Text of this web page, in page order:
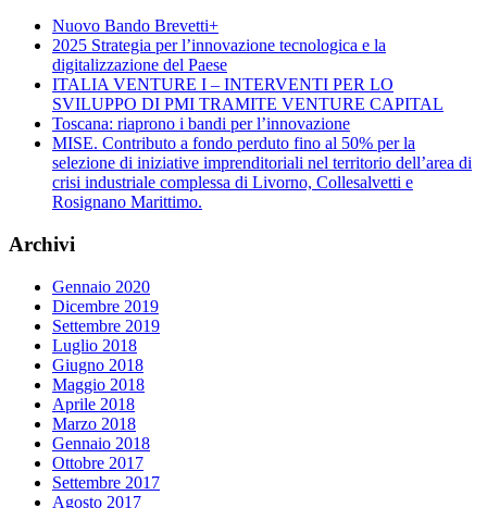
Nuovo Bando Brevetti+
2025 Strategia per l’innovazione tecnologica e la
digitalizzazione del Paese
ITALIA VENTURE I – INTERVENTI PER LO
SVILUPPO DI PMI TRAMITE VENTURE CAPITAL
Toscana: riaprono i bandi per l’innovazione
MISE. Contributo a fondo perduto fino al 50% per la
selezione di iniziative imprenditoriali nel territorio dell’area di
crisi industriale complessa di Livorno, Collesalvetti e
Rosignano Marittimo.
Archivi
Gennaio 2020
Dicembre 2019
Settembre 2019
Luglio 2018
Giugno 2018
Maggio 2018
Aprile 2018
Marzo 2018
Gennaio 2018
Ottobre 2017
Settembre 2017
Agosto 2017